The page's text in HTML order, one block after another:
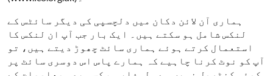
ہماری آن لائن دکان میں دلچسپی کی دیگر سائٹس کے
لنکس شامل ہو سکتے ہیں۔ ایک بار جب آپ ان لنکس کا
استعمال کرتے ہوئے ہماری سائٹ چھوڑ دیتے ہیں، تو
آپ کو نوٹ کرنا چاہیے کہ ہمارے پاس اس دوسری سائٹ پر